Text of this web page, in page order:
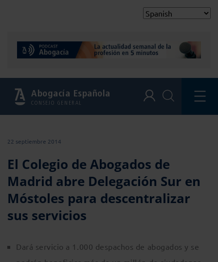
Abogacía Española
CONSEJO GENERAL
22 septiembre 2014
El Colegio de Abogados de
Madrid abre Delegación Sur en
Móstoles para descentralizar
sus servicios
Dará servicio a 1.000 despachos de abogados y se